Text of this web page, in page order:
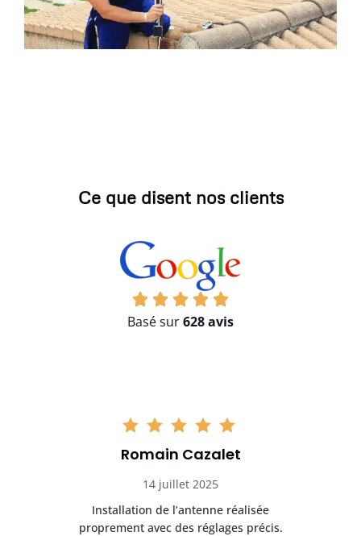
Ce que disent nos clients
Basé sur628 avis
Romain Cazalet
14 juillet 2025
Installation de l’antenne réalisée
proprement avec des réglages précis.